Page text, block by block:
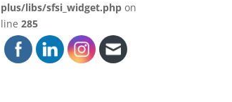
plus/libs/sfsi_widget.php on
line285